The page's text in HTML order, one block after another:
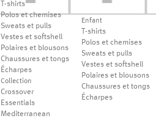
T-shirts
Polos et chemises
Sweats et pulls
Vestes et softshell
Polaires et blousons
Chaussures et tongs
Écharpes
Collection
Crossover
Essentials
Mediterranean
Enfant
T-shirts
Polos et chemises
Sweats et pulls
Vestes et softshell
Polaires et blousons
Chaussures et tongs
Écharpes